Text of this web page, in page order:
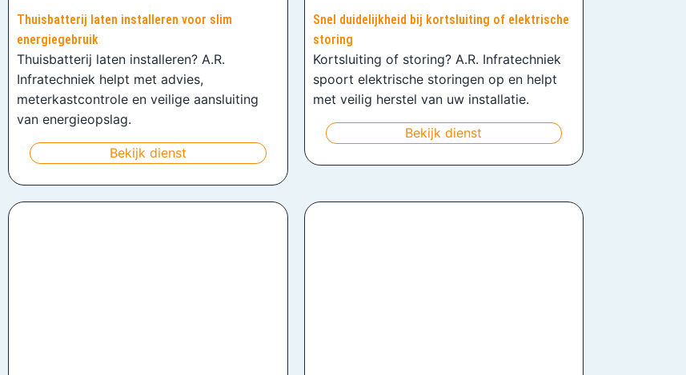
Thuisbatterij laten installeren voor slim
energiegebruik
Thuisbatterij laten installeren? A.R.
Infratechniek helpt met advies,
meterkastcontrole en veilige aansluiting
van energieopslag.
Bekijk dienst
Snel duidelijkheid bij kortsluiting of elektrische
storing
Kortsluiting of storing? A.R. Infratechniek
spoort elektrische storingen op en helpt
met veilig herstel van uw installatie.
Bekijk dienst